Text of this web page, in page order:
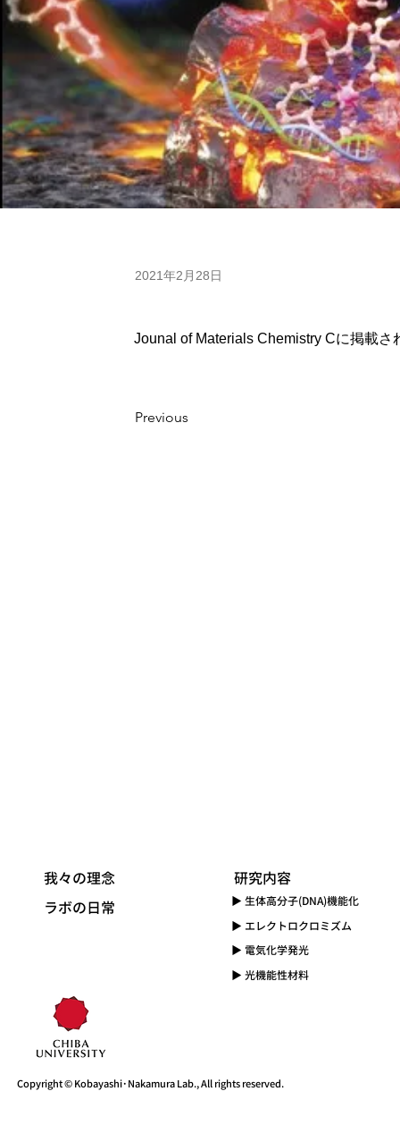
2021年2月28日
Jounal of Materials Chemistry Cに掲載
Previous
我々の理念
​ラボの日常
​研究内容
▶ 生体高分子(DNA)機能化
​▶ エレクトロクロミズム
▶ 電気化学発光
▶ 光機能性材料
Copyright © Kobayashi･Nakamura Lab., All rights reserved.